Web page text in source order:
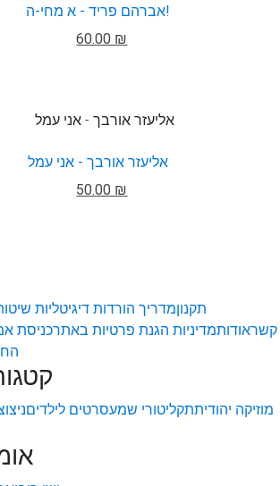
אברהם פריד - א מחי-ה!
60.00 ₪
אליעזר אורבך - אני עמל
50.00 ₪
תקנוןמדריך הורדות דיגיטליות
קשראודותמדיניות הגנת פרטיות באתרכניסת
מוזיקה יהודיתתקליטורי שמעסרטים לילדים